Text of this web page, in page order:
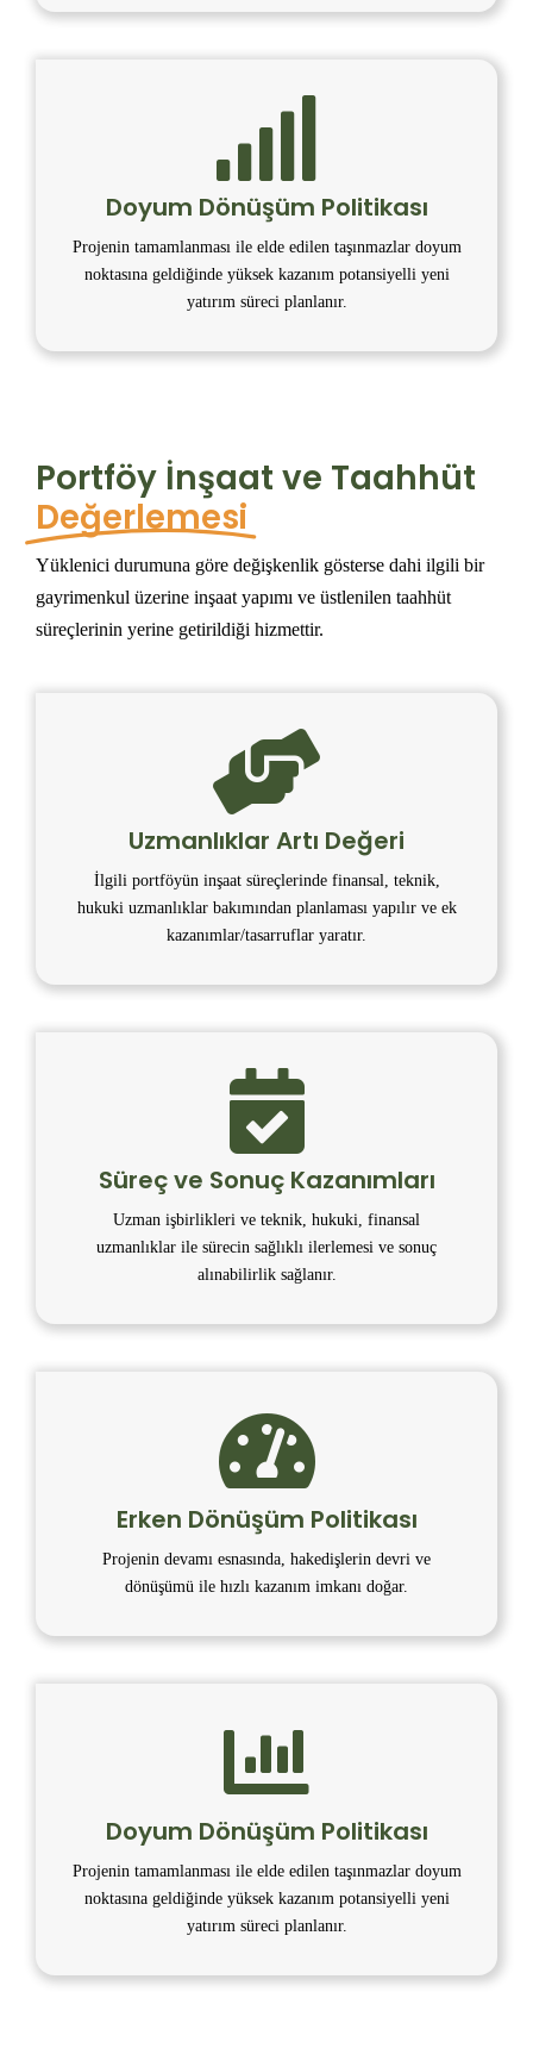
Doyum Dönüşüm Politikası
Projenin tamamlanması ile elde edilen taşınmazlar doyum
noktasına geldiğinde yüksek kazanım potansiyelli yeni
yatırım süreci planlanır.
Portföy İnşaat ve Taahhüt
Değerlemesi
Yüklenici durumuna göre değişkenlik gösterse dahi ilgili bir
gayrimenkul üzerine inşaat yapımı ve üstlenilen taahhüt
süreçlerinin yerine getirildiği hizmettir.
Uzmanlıklar Artı Değeri
İlgili portföyün inşaat süreçlerinde finansal, teknik,
hukuki uzmanlıklar bakımından planlaması yapılır ve ek
kazanımlar/tasarruflar yaratır.
Süreç ve Sonuç Kazanımları
Uzman işbirlikleri ve teknik, hukuki, finansal
uzmanlıklar ile sürecin sağlıklı ilerlemesi ve sonuç
alınabilirlik sağlanır.
Erken Dönüşüm Politikası
Projenin devamı esnasında, hakedişlerin devri ve
dönüşümü ile hızlı kazanım imkanı doğar.
Doyum Dönüşüm Politikası
Projenin tamamlanması ile elde edilen taşınmazlar doyum
noktasına geldiğinde yüksek kazanım potansiyelli yeni
yatırım süreci planlanır.